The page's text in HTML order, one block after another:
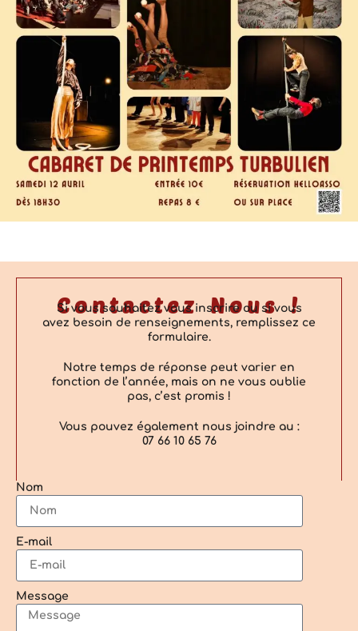
Contactez Nous !
Si vous souhaitez vous inscrire ou si vous
avez besoin de renseignements, remplissez ce
formulaire.
Notre temps de réponse peut varier en
fonction de l’année, mais on ne vous oublie
pas, c’est promis !
Vous pouvez également nous joindre au :
07 66 10 65 76
Nom
E-mail
Message